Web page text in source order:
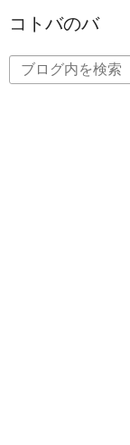
コトバのバ